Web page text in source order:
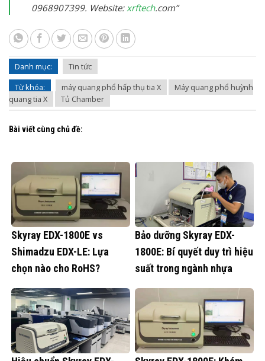
0968907399. Website: xrftech.com”
Danh mục:
Tin tức
Từ khóa:
máy quang phổ hấp thụ tia X
Máy quang phổ huỳnh
quang tia X
Tủ Chamber
Bài viết cùng chủ đề:
Skyray EDX-1800E vs
Shimadzu EDX-LE: Lựa
chọn nào cho RoHS?
Bảo dưỡng Skyray EDX-
1800E: Bí quyết duy trì hiệu
suất trong ngành nhựa